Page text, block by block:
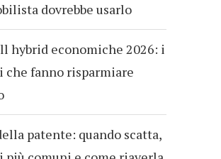
dovrebbe usarlo
hybrid economiche 2026: i
che fanno risparmiare
patente: quando scatta,